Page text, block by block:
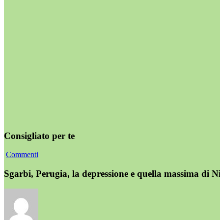
Consigliato per te
Commenti
Sgarbi, Perugia, la depressione e quella massima di